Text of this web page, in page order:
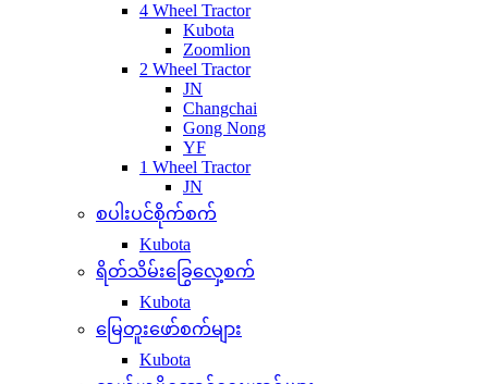
4 Wheel Tractor
Kubota
Zoomlion
2 Wheel Tractor
JN
Changchai
Gong Nong
YF
1 Wheel Tractor
JN
စပါးပင်စိုက်စက်
Kubota
ရိတ်သိမ်းခြွေလှေ့စက်
Kubota
မြေတူးဖော်စက်များ
Kubota